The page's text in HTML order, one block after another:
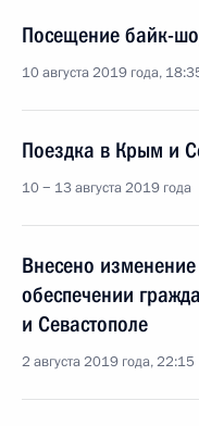
Посещение байк-
10 августа 2019 года,
Поездка в Крым и
10 − 13 августа 2019 года
Внесено
обеспечении
и Севастополе
2 августа 2019 года, 22:15